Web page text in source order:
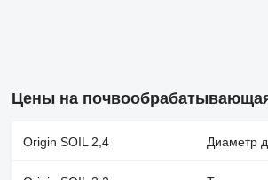
Цены на
Origin SOIL 2,4 Диаметр